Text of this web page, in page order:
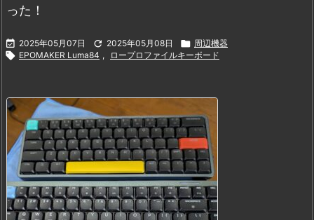
った！
 2025年05月07日  2025年05月08日  周辺機器
 EPOMAKER Luma84 , ロープロファイルキーボード